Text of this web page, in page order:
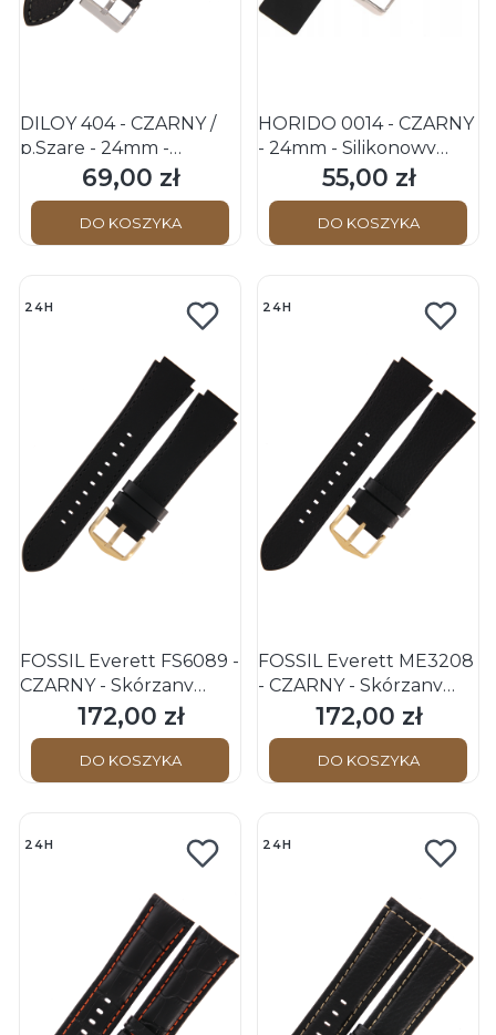
DILOY 404 - CZARNY /
p.Szare - 24mm -
Skórzany pasek do
zegarka
Cena
69,00 zł
DO KOSZYKA
HORIDO 0014 - CZARNY
- 24mm - Silikonowy
pasek do zegarka
Cena
55,00 zł
DO KOSZYKA
24H
FOSSIL Everett FS6089 -
CZARNY - Skórzany
pasek do zegarka
Cena
172,00 zł
DO KOSZYKA
24H
FOSSIL Everett ME3208
- CZARNY - Skórzany
pasek do zegarka
Cena
172,00 zł
DO KOSZYKA
24H 24H